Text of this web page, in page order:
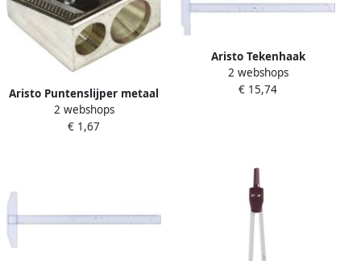
Aristo Puntenslijper metaal
dubbel kegelvorm
2 webshops
€ 1,67
Aristo Tekenhaak
GeoCollege 60cm
transparant
2 webshops
€ 15,74